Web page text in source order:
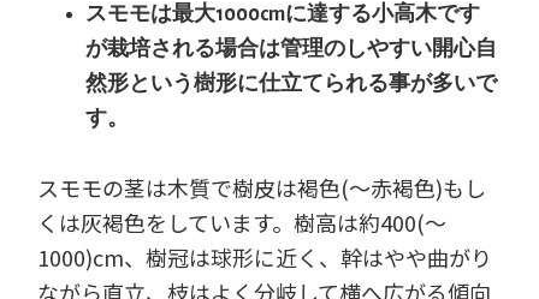
スモモは最大1000cmに達する小高木です
が栽培される場合は管理のしやすい開心自
然形という樹形に仕立てられる事が多いで
す。
スモモの茎は木質で樹皮は褐色(～赤褐色)もし
くは灰褐色をしています。樹高は約400(～
1000)cm、樹冠は球形に近く、幹はやや曲がり
ながら直立、枝はよく分岐して横へ広がる傾向